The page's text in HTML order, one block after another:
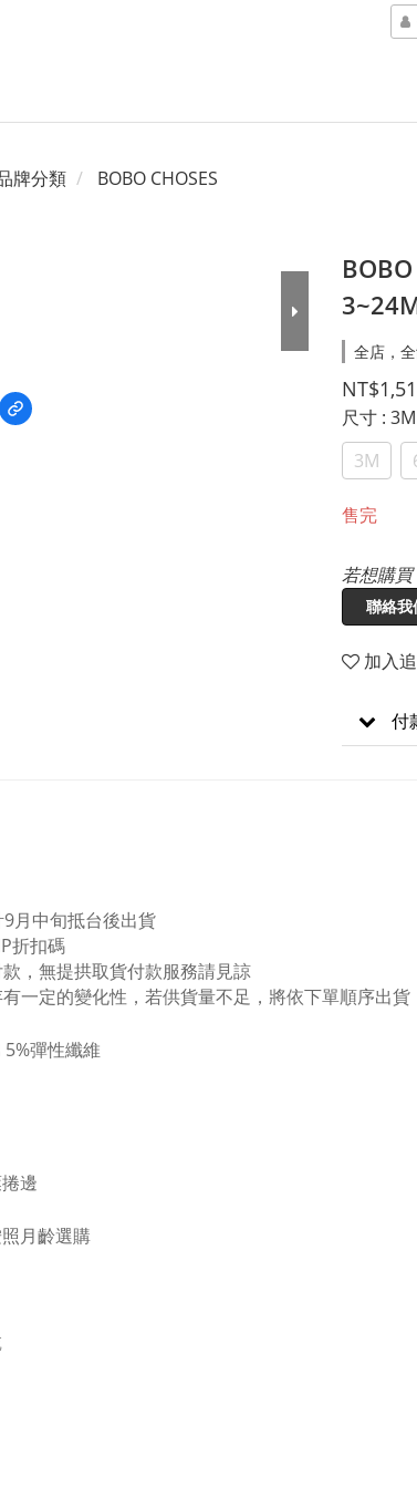
牌分類 BOBO CHOSES
全店，
尺寸 : 3M
3M
售完
若想購買
聯絡我
加入
付
月中旬抵台後出貨
折扣碼
，無提拱取貨付款服務請見諒
一定的變化性，若供貨量不足，將依下單順序出貨
彈性纖維
邊
月齡選購